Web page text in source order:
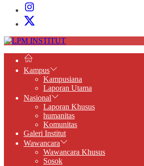
Instagram
Institut
X
Institut
LPM
Kampus
Kampusiana
Laporan Utama
Nasional
Laporan Khusus
humanitas
Komunitas
Galeri Institut
Wawancara
Wawancara Khusus
Sosok